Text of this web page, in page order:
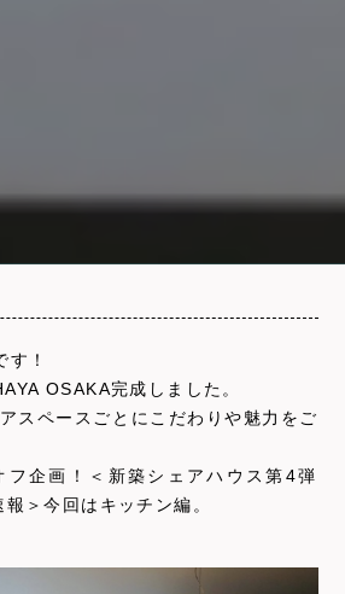
す！
OSAKA完成しました。
スペースごとにこだわりや魅力をご
フ企画！＜新築シェアハウス第4弾
＞今回はキッチン編。